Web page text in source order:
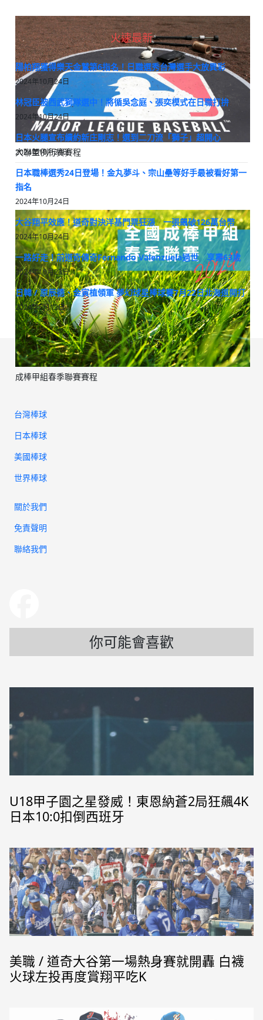
大聯盟例行賽賽程
成棒甲組春季聯賽賽程
火速最新
陽柏翔獲得樂天金鷲第6指名！日職選秀台灣選手大放異彩
2024年10月24日
林冠臣被西武獅隊選中！將循吳念庭、張奕模式在日職打拚
2024年10月24日
日本火腿宣布續約新庄剛志！選到二刀流「獅子」超開心
2024年10月24日
日本職棒選秀24日登場！金丸夢斗、宗山壘等好手最被看好第一
指名
2024年10月24日
大谷翔平效應！道奇對決洋基門票狂漲 一張飆破126萬台幣
2024年10月24日
一路好走！前道奇傳奇Fernando Valenzuela過世 享壽63歲
2024年10月23日
日韓 / 原辰德、金寅植領軍 夢幻球星棒球賽7月22日北海道開打
2024年5月13日
台灣棒球
日本棒球
美國棒球
世界棒球
關於我們
免責聲明
聯絡我們
你可能會喜歡
U18甲子園之星發威！東恩納蒼2局狂飆4K
日本10:0扣倒西班牙
美職 / 道奇大谷第一場熱身賽就開轟 白襪
火球左投再度賞翔平吃K